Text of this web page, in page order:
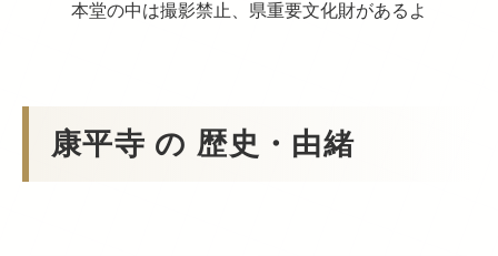
本堂の中は撮影禁止、県重要文化財があるよ
康平寺 の 歴史・由緒